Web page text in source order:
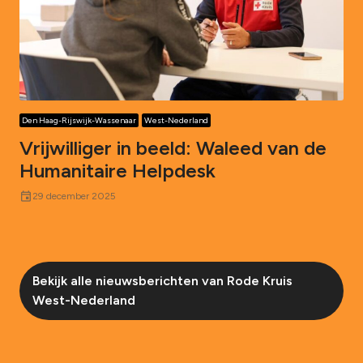
Den Haag-Rijswijk-Wassenaar West-Nederland
Vrijwilliger in beeld: Waleed van de
Humanitaire Helpdesk
event 29 december 2025
Bekijk alle nieuwsberichten van Rode Kruis
West-Nederland